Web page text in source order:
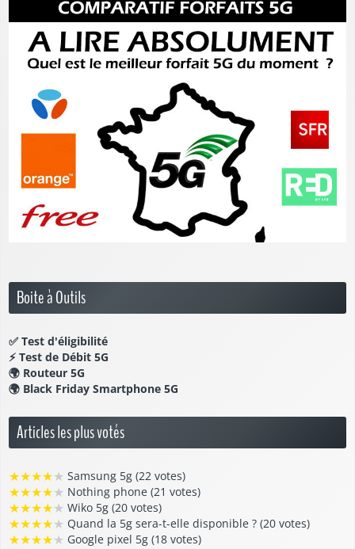
Boite à Outils
✅ Test d'éligibilité
⚡ Test de Débit 5G
🌍 Routeur 5G
🌍 Black Friday Smartphone 5G
Articles les plus votés
★★★★★ Samsung 5g (22 votes)
★★★★★ Nothing phone (21 votes)
★★★★★ Wiko 5g (20 votes)
★★★★★ Quand la 5g sera-t-elle disponible ? (20 votes)
★★★★★ Google pixel 5g (18 votes)